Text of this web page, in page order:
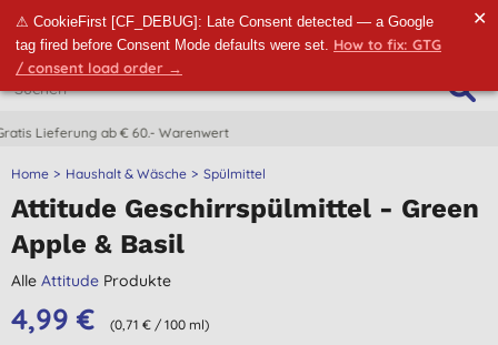
⚠ CookieFirst [CF_DEBUG]: Late Consent detected — a Google
tag fired before Consent Mode defaults were set. How to fix: GTG
/ consent load order →
✕
Home Haushalt & Wäsche Spülmittel
Attitude Geschirrspülmittel - Green
Apple & Basil
Alle Attitude Produkte
4,99 € (0,71 € / 100 ml)